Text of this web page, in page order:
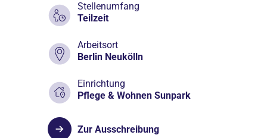
Stellenumfang
Teilzeit
Arbeitsort
Berlin Neukölln
Einrichtung
Pflege & Wohnen Sunpark
Zur Ausschreibung